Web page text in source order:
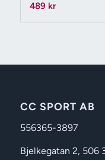
489 kr
CC SPORT AB
556365-3897
Bjelkegatan 2, 506